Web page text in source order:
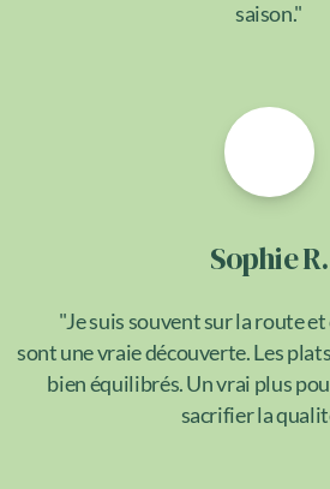
saison."
Sophie R.
"Je suis souvent sur la route
sont une vraie découverte. Les
bien équilibrés. Un vrai plus
sacrifier la